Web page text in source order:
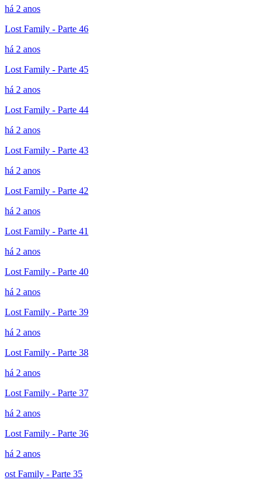
há 2 anos
Lost Family - Parte 46
há 2 anos
Lost Family - Parte 45
há 2 anos
Lost Family - Parte 44
há 2 anos
Lost Family - Parte 43
há 2 anos
Lost Family - Parte 42
há 2 anos
Lost Family - Parte 41
há 2 anos
Lost Family - Parte 40
há 2 anos
Lost Family - Parte 39
há 2 anos
Lost Family - Parte 38
há 2 anos
Lost Family - Parte 37
há 2 anos
Lost Family - Parte 36
há 2 anos
ost Family - Parte 35